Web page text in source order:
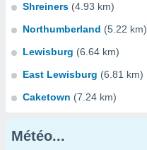
Shreiners (4.93 km)
Northumberland (5.22 km)
Lewisburg (6.64 km)
East Lewisburg (6.81 km)
Caketown (7.24 km)
Météo...